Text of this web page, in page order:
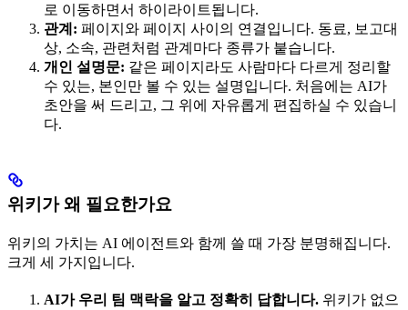
로 이동하면서 하이라이트됩니다.
관계: 페이지와 페이지 사이의 연결입니다. 동료, 보고대
상, 소속, 관련처럼 관계마다 종류가 붙습니다.
개인 설명문: 같은 페이지라도 사람마다 다르게 정리할
수 있는, 본인만 볼 수 있는 설명입니다. 처음에는 AI가
초안을 써 드리고, 그 위에 자유롭게 편집하실 수 있습니
다.
위키가 왜 필요한가요
위키의 가치는 AI 에이전트와 함께 쓸 때 가장 분명해집니다.
크게 세 가지입니다.
AI가 우리 팀 맥락을 알고 정확히 답합니다. 위키가 없으